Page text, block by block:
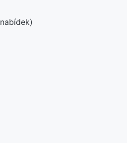
nabídek)